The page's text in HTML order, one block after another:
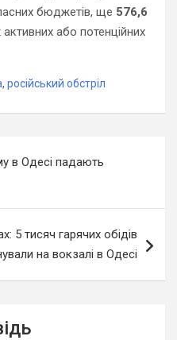
бюджетів, ще 576,6
або потенційних
, російський обстріл
в Одесі падають
5 тисяч гарячих обідів
на вокзалі в Одесі